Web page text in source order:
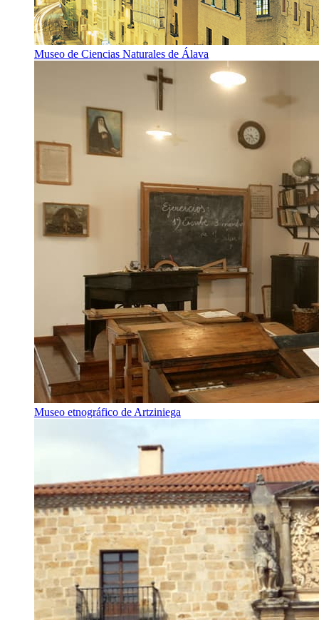
Museo de Ciencias Naturales de Álava
Museo etnográfico de Artziniega